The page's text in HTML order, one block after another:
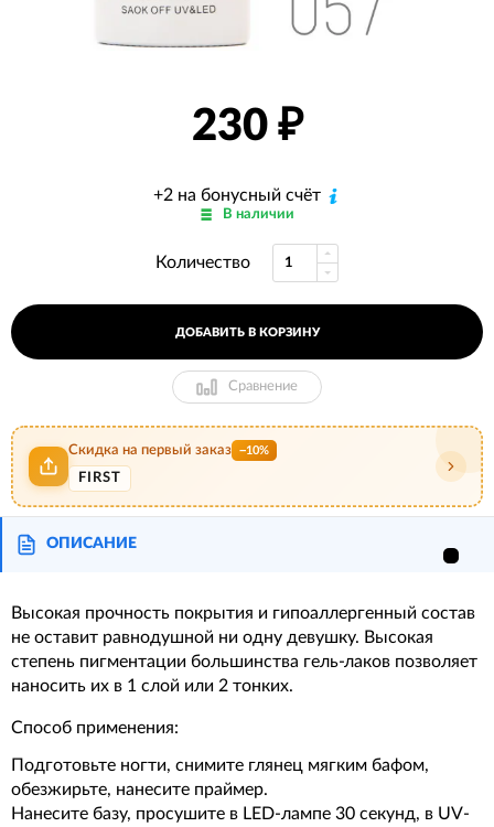
230 ₽
+2 на бонусный счёт
В наличии
Количество
ДОБАВИТЬ В КОРЗИНУ
Сравнение
Скидка на первый заказ −10%
FIRST
ОПИСАНИЕ
Высокая прочность покрытия и гипоаллергенный состав
не оставит равнодушной ни одну девушку. Высокая
степень пигментации большинства гель-лаков позволяет
наносить их в 1 слой или 2 тонких.
Способ применения:
Подготовьте ногти, снимите глянец мягким бафом,
обезжирьте, нанесите праймер.
Нанесите базу, просушите в LED-лампе 30 секунд, в UV-